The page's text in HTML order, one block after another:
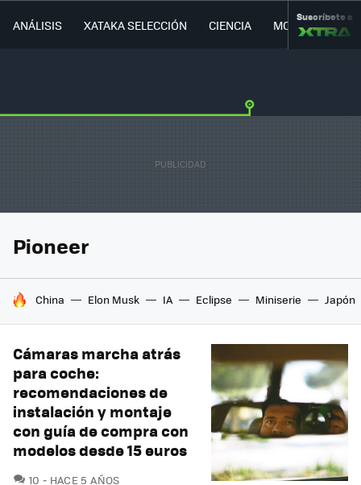
ANÁLISIS XATAKA SELECCIÓN CIENCIA MOVILIDAD
Suscríbete a
Pioneer
HOY SE HABLA DE
China Elon Musk IA Eclipse Miniserie Japón
Cámaras marcha atrás
para coche:
recomendaciones de
instalación y montaje
con guía de compra con
modelos desde 15 euros
10 COMENTARIOS
HACE 5 AÑOS